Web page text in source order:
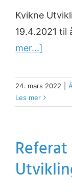
Kvikne
19.4.2021 til
mer...]
24. mars 2022
Les mer